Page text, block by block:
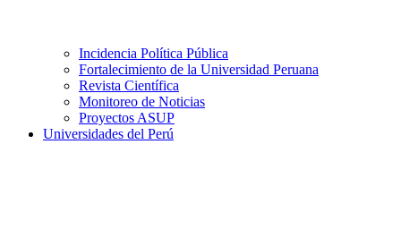
Incidencia Política Pública
Fortalecimiento de la Universidad Peruana
Revista Científica
Monitoreo de Noticias
Proyectos ASUP
Universidades del Perú